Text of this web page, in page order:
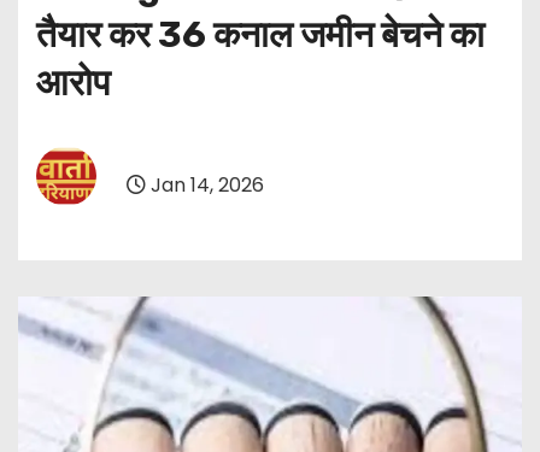
तैयार कर 36 कनाल जमीन बेचने का
आरोप
Jan 14, 2026